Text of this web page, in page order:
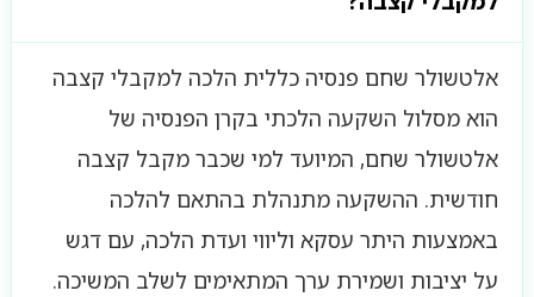
אלטשולר שחם פנסיה כללית הלכה למקבלי קצבה
הוא מסלול השקעה הלכתי בקרן הפנסיה של
אלטשולר שחם, המיועד למי שכבר מקבל קצבה
חודשית. ההשקעה מתנהלת בהתאם להלכה
באמצעות היתר עסקא וליווי ועדת הלכה, עם דגש
על יציבות ושמירת ערך המתאימים לשלב המשיכה.